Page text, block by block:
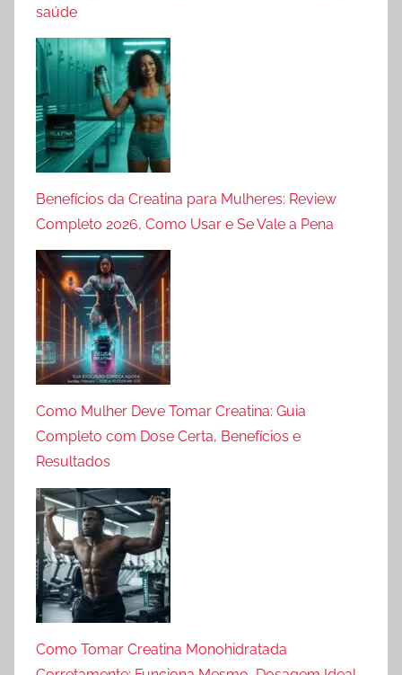
saúde
Benefícios da Creatina para Mulheres: Review
Completo 2026, Como Usar e Se Vale a Pena
Como Mulher Deve Tomar Creatina: Guia
Completo com Dose Certa, Benefícios e
Resultados
Como Tomar Creatina Monohidratada